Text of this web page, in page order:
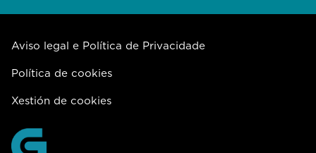
Aviso legal e Política de Privacidade
Política de cookies
Xestión de cookies